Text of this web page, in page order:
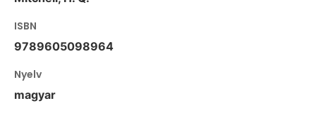
ISBN
9789605098964
Nyelv
magyar